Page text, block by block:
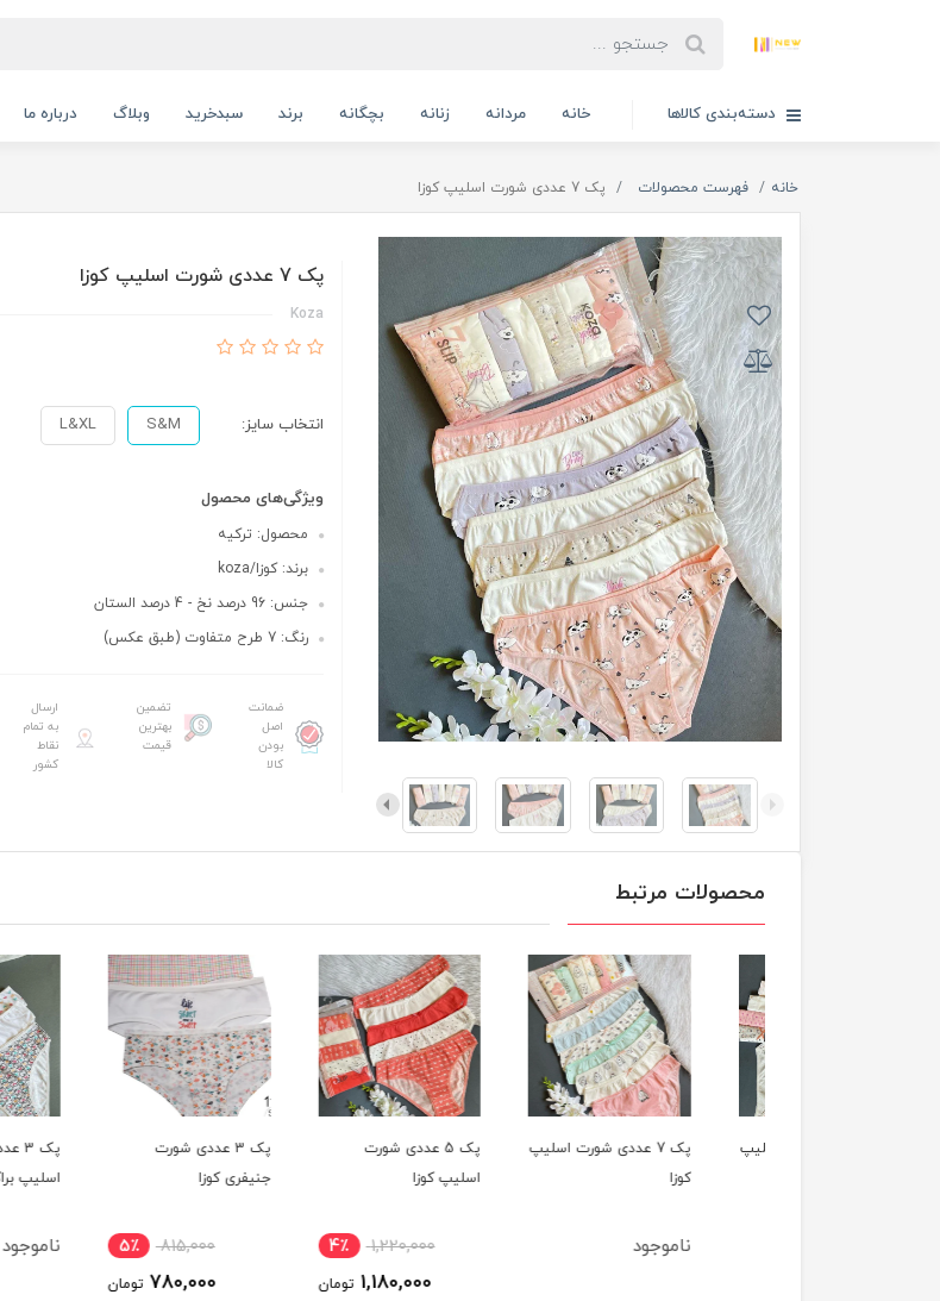
دسته‌بندی کالاها خانه مردانه زنانه بچگانه برند سبدخرید وبلاگ درباره ما
خانه فهرست محصولات پک 7 عددی شورت اسلیپ کوزا
پک 7 عددی شورت اسلیپ کوزا
Koza
انتخاب سایز: S&M
L&XL
ویژگی‌های محصول
محصول: ترکیه
برند: کوزا/koza
جنس: 96 درصد نخ - 4 درصد الستان
رنگ: 7 طرح متفاوت (طبق عکس)
ضمانت
اصل
بودن
کالا
تضمین
بهترین
قیمت
ارسال
به تمام
نقاط
کشور
محصولات مرتبط
پک 7 عددی شورت اسلیپ
پک 5 عددی شورت
اسلیپ کوزا
1,220,000 4٪
1,180,000 تومان
پک 3 عددی شورت
جنیفری کوزا
5٪
780,000 تومان
پک 3 عددی شورت
اسلیپ براک
ناموجود